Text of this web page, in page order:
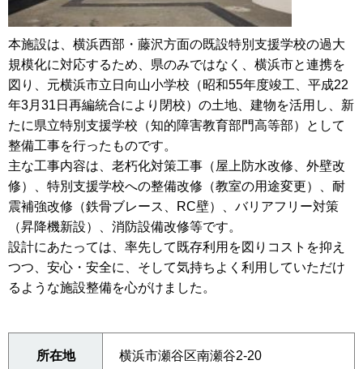
本施設は、横浜西部・藤沢方面の既設特別支援学校の過大
規模化に対応するため、県のみではなく、横浜市と連携を
図り、元横浜市立日向山小学校（昭和55年度竣工、平成22
年3月31日再編統合により閉校）の土地、建物を活用し、新
たに県立特別支援学校（知的障害教育部門高等部）として
整備工事を行ったものです。
主な工事内容は、老朽化対策工事（屋上防水改修、外壁改
修）、特別支援学校への整備改修（教室の用途変更）、耐
震補強改修（鉄骨ブレース、RC壁）、バリアフリー対策
（昇降機新設）、消防設備改修等です。
設計にあたっては、率先して既存利用を図りコストを抑え
つつ、安心・安全に、そして気持ちよく利用していただけ
るような施設整備を心がけました。
所在地 横浜市瀬谷区南瀬谷2-20